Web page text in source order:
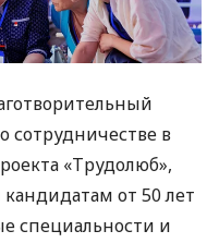
сотрудничестве в
«Трудолюб»,
от 50 лет
специальности и